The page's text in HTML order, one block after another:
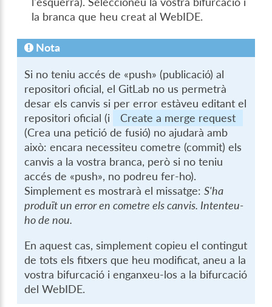
la branca que heu creat al WebIDE.
Nota
Si no teniu accés de «push» (publicació) al
repositori oficial, el GitLab no us permetrà
desar els canvis si per error estàveu editant el
repositori oficial (i
Create a merge request
(Crea una petició de fusió) no ajudarà amb
això: encara necessiteu cometre (commit) els
canvis a la vostra branca, però si no teniu
accés de «push», no podreu fer-ho).
Simplement es mostrarà el missatge:S'ha
produït un error en cometre els canvis. Intenteu-
ho de nou.
En aquest cas, simplement copieu el contingut
de tots els fitxers que heu modificat, aneu a la
vostra bifurcació i enganxeu-los a la bifurcació
del WebIDE.